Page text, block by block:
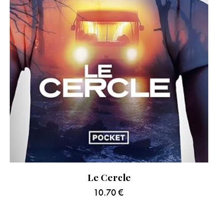
Le Cercle
10.70 €